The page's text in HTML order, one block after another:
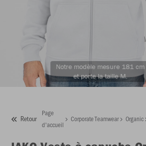
Notre modèle mesure 181 cm
et porte la taille M.
Retour
Page
d'accueil
Corporate Teamwear Organic